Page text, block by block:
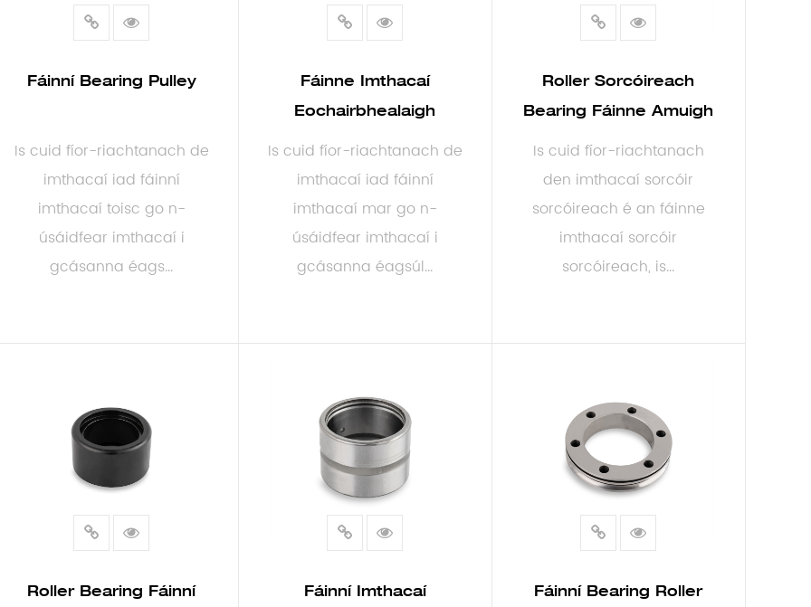
Fáinní Bearing Pulley
Is cuid fíor-riachtanach de
imthacaí iad fáinní
imthacaí toisc go n-
úsáidfear imthacaí i
gcásanna éags...
Fáinne Imthacaí
Eochairbhealaigh
Is cuid fíor-riachtanach de
imthacaí iad fáinní
imthacaí mar go n-
úsáidfear imthacaí i
gcásanna éagsúl...
Roller Sorcóireach
Bearing Fáinne Amuigh
Is cuid fíor-riachtanach
den imthacaí sorcóir
sorcóireach é an fáinne
imthacaí sorcóir
sorcóireach, is...
Roller Bearing Fáinní
Fáinní Imthacaí
Fáinní Bearing Roller